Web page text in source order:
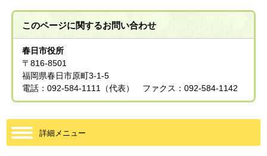
このページに関するお問い合わせ
春日市役所
〒816-8501
福岡県春日市原町3-1-5
電話：092-584-1111（代表） ファクス：092-584-1142
詳細メニュー